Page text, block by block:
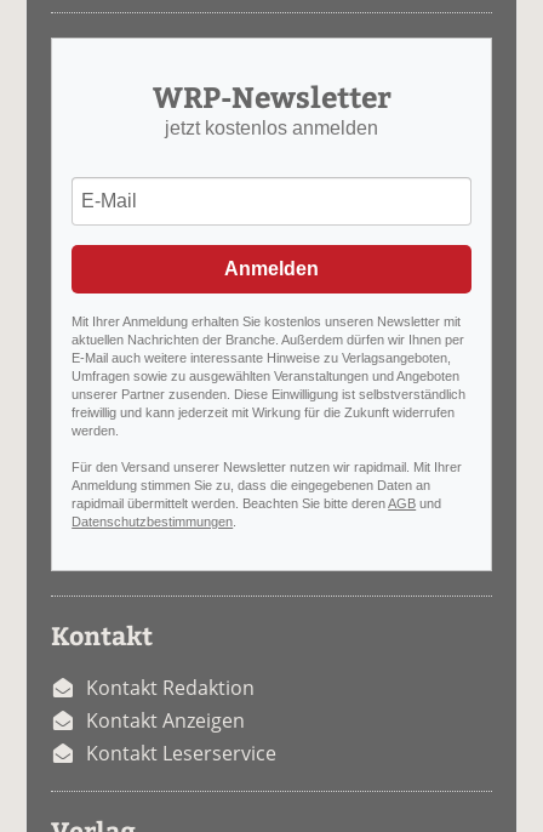
WRP-Newsletter
jetzt kostenlos anmelden
Anmelden
Mit Ihrer Anmeldung erhalten Sie kostenlos unseren Newsletter mit
aktuellen Nachrichten der Branche. Außerdem dürfen wir Ihnen per
E-Mail auch weitere interessante Hinweise zu Verlagsangeboten,
Umfragen sowie zu ausgewählten Veranstaltungen und Angeboten
unserer Partner zusenden. Diese Einwilligung ist selbstverständlich
freiwillig und kann jederzeit mit Wirkung für die Zukunft widerrufen
werden.
Für den Versand unserer Newsletter nutzen wir rapidmail. Mit Ihrer
Anmeldung stimmen Sie zu, dass die eingegebenen Daten an
rapidmail übermittelt werden. Beachten Sie bitte derenAGB und
Datenschutzbestimmungen
Kontakt
Kontakt Redaktion
Kontakt Anzeigen
Kontakt Leserservice